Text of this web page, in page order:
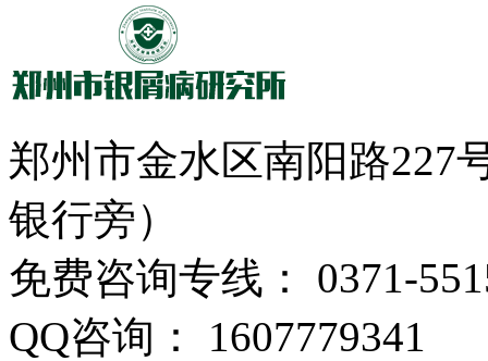
郑州市金水区南阳路227
银行旁）
免费咨询专线： 0371-
QQ咨询： 1607779341